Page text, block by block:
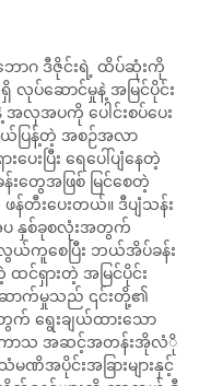
ာဂ ဒီဇိုင်းရဲ့ ထိပ်ဆုံးကို
လုပ်ဆောင်မှုနဲ့ အမြင်ပိုင်း
လှအပကို ပေါင်းစပ်ပေး
ယ်ပြန့်တဲ့ အစဉ်အလာ
းပြီး ရေပေါ်ပျံနေတဲ့
းတွေအဖြစ် မြင်စေတဲ့
တီးပေးတယ်။ ဒီပျံသန်း
နှစ်ခုစလုံးအတွက်
လွယ်ကူစေပြီး ဘယ်အိပ်ခန်း
င်ရှားတဲ့ အမြင်ပိုင်း
ောက်မှုသည် ၎င်းတို့၏
က် ရွေးချယ်ထားသော
အာကာသ အဆင့်အတန်းအိုလံို
မဏိအပိုင်းအခြားများနှင့်